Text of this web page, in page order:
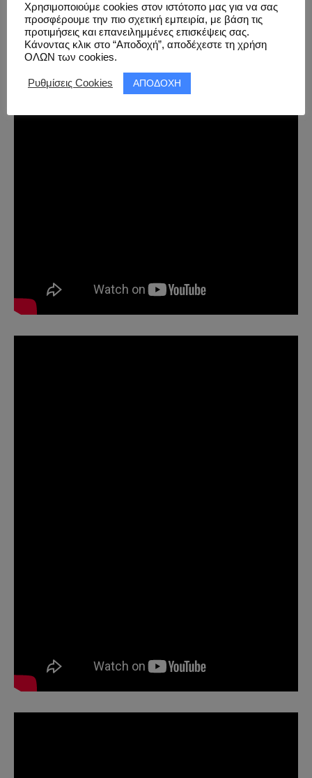
Χρησιμοποιούμε cookies στον ιστότοπο μας για να σας
προσφέρουμε την πιο σχετική εμπειρία, με βάση τις
προτιμήσεις και επανειλημμένες επισκέψεις σας.
Κάνοντας κλικ στο “Αποδοχή”, αποδέχεστε τη χρήση
ΟΛΩΝ των cookies.
Ρυθμίσεις Cookies ΑΠΟΔΟΧΗ